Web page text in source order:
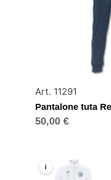
Art. 11291
Pantalone tuta
50,00€
i